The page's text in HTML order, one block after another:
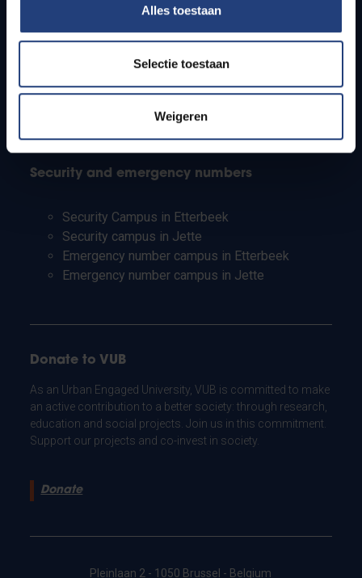
Alles toestaan
Selectie toestaan
Weigeren
Students
PhD students
Teachers and secondary schools
Working students
Security and emergency numbers
Security Campus in Etterbeek
Security campus in Jette
Emergency number campus in Etterbeek
Emergency number campus in Jette
Donate to VUB
As an Urban Engaged University, VUB is committed to make
an active contribution to a better society: through research,
education and social projects. Join us in this commitment.
Support our projects and co-invest in society.
Donate
Pleinlaan 2 - 1050 Brussel - Belgium